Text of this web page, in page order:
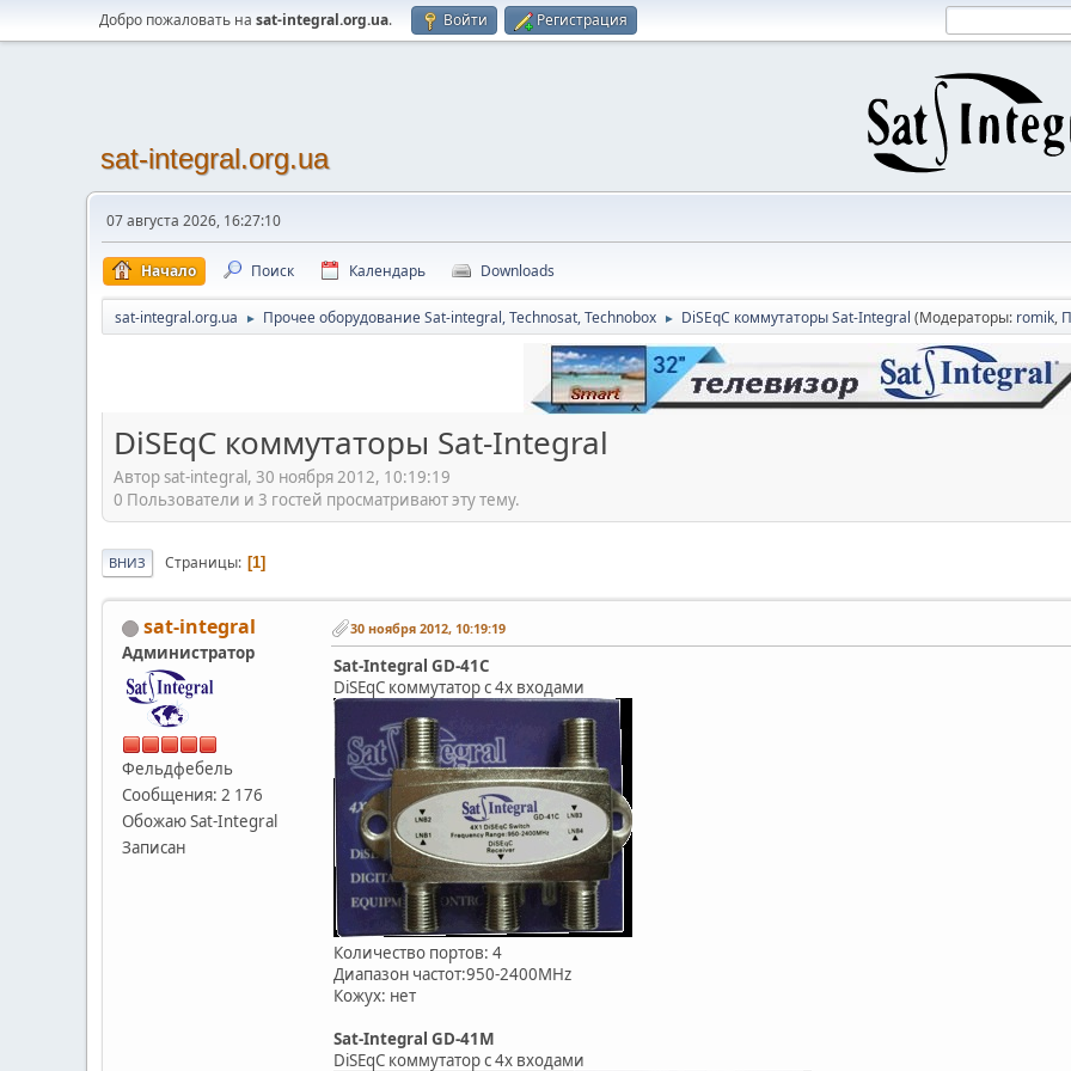
Добро пожаловать на sat-integral.org.ua. Войти Регистрация
sat-integral.org.ua
07 августа 2026, 16:27:10
Начало Поиск Календарь Downloads
sat-integral.org.ua ► Прочее оборудование Sat-integral, Technosat, Technobox ► DiSEqC коммутаторы Sat-Integral (Модераторы: romik,
DiSEqC коммутаторы Sat-Integral
Автор sat-integral, 30 ноября 2012, 10:19:19
0 Пользователи и 3 гостей просматривают эту тему.
ВНИЗ Страницы 1
sat-integral
Администратор
Фельдфебель
Сообщения: 2 176
Обожаю Sat-Integral
Записан
30 ноября 2012, 10:19:19
Sat-Integral GD-41C
DiSEqC коммутатор с 4х входами
Количество портов: 4
Диапазон частот:950-2400MHz
Кожух: нет
Sat-Integral GD-41M
DiSEqC коммутатор с 4х входами